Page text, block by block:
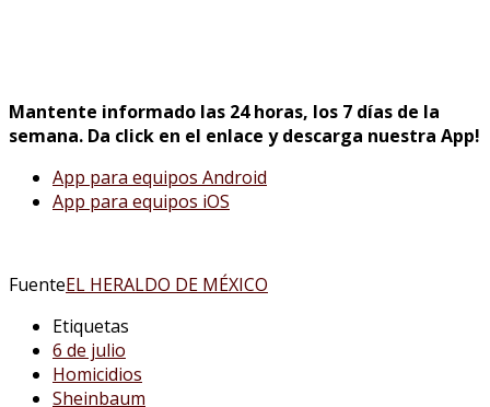
Mantente informado las 24 horas, los 7 días de la
semana. Da click en el enlace y descarga nuestra App!
App para equipos Android
App para equipos iOS
FuenteEL HERALDO DE MÉXICO
Etiquetas
6 de julio
Homicidios
Sheinbaum